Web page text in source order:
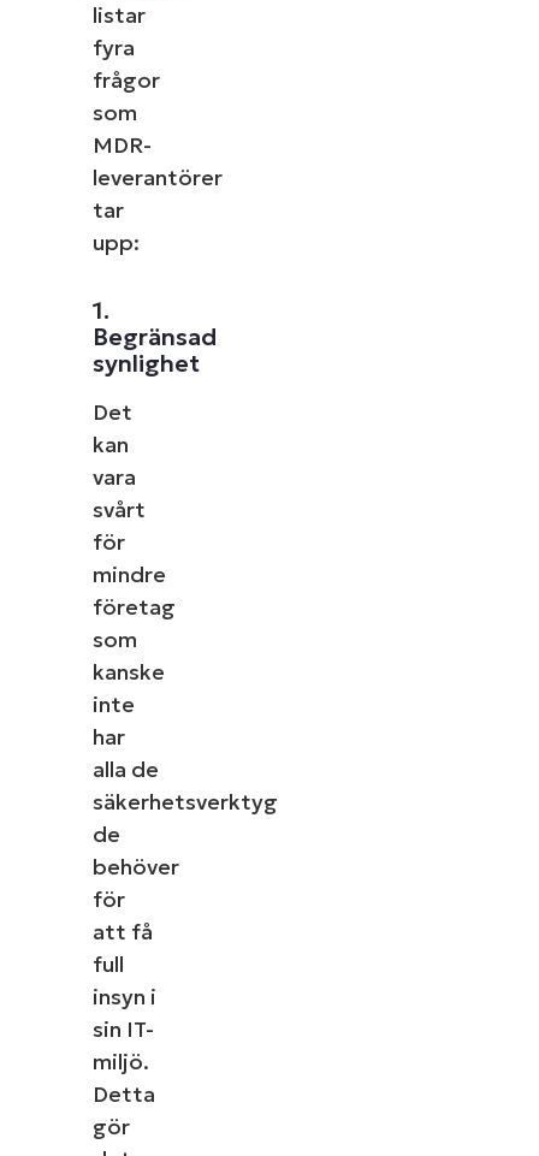
listar
fyra
frågor
som
MDR-
leverantörer
tar
upp:
1.
Begränsad
synlighet
Det
kan
vara
svårt
för
mindre
företag
som
kanske
inte
har
alla de
säkerhetsverktyg
de
behöver
för
att få
full
insyn i
sin IT-
miljö.
Detta
gör